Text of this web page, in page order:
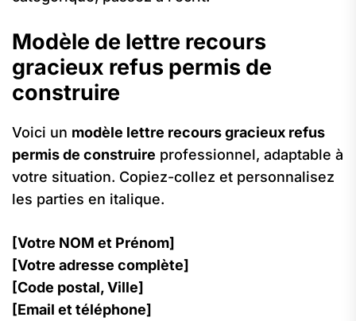
Modèle de lettre recours
gracieux refus permis de
construire
Voici un modèle lettre recours gracieux refus
permis de construire professionnel, adaptable à
votre situation. Copiez-collez et personnalisez
les parties en italique.
[Votre NOM et Prénom]
[Votre adresse complète]
[Code postal, Ville]
[Email et téléphone]